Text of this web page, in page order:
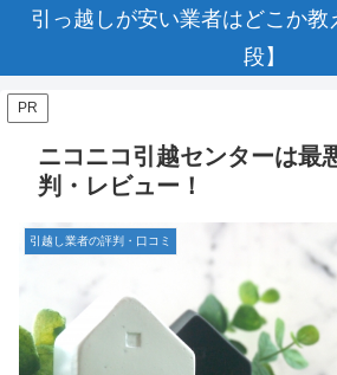
引っ越しが安い業者はどこか教
段】
PR
ニコニコ引越センターは最
判・レビュー！
引越し業者の評判・口コミ